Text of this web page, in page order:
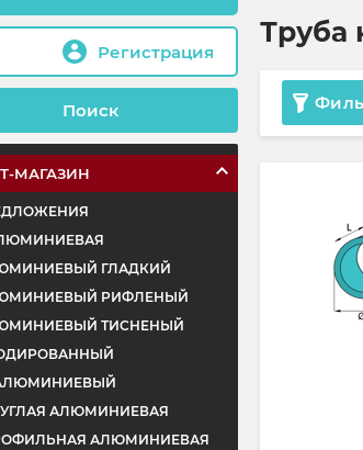
Регистрация
Поиск
МАГАЗИН
ГЛАДКИЙ
РИФЛЕНЫЙ
ТИСНЕНЫЙ
АЛЮМИНИЕВАЯ
АЛЮМИНИЕВАЯ
Труба